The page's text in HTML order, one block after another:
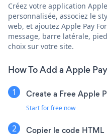
Créez votre application
personnalisée, associez le
web, et ajoutez Apple Pay
message, barre latérale,
choix sur votre site.
How To Add a Apple
Create a Free Apple
Start for free now
Copier le code HTML